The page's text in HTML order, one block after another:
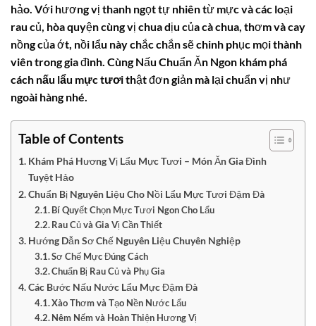
hảo. Với hương vị thanh ngọt tự nhiên từ mực và các loại
rau củ, hòa quyện cùng vị chua dịu của cà chua, thơm và cay
nồng của ớt, nồi lẩu này chắc chắn sẽ chinh phục mọi thành
viên trong gia đình. Cùng Nấu Chuẩn Ăn Ngon khám phá
cách nấu lẩu mực tươithật đơn giản mà lại chuẩn vị như
ngoài hàng nhé.
Table of Contents
Khám Phá Hương Vị Lẩu Mực Tươi – Món Ăn Gia Đình
Tuyệt Hảo
Chuẩn Bị Nguyên Liệu Cho Nồi Lẩu Mực Tươi Đậm Đà
Bí Quyết Chọn Mực Tươi Ngon Cho Lẩu
Rau Củ và Gia Vị Cần Thiết
Hướng Dẫn Sơ Chế Nguyên Liệu Chuyên Nghiệp
Sơ Chế Mực Đúng Cách
Chuẩn Bị Rau Củ và Phụ Gia
Các Bước Nấu Nước Lẩu Mực Đậm Đà
Xào Thơm và Tạo Nền Nước Lẩu
Nêm Nếm và Hoàn Thiện Hương Vị